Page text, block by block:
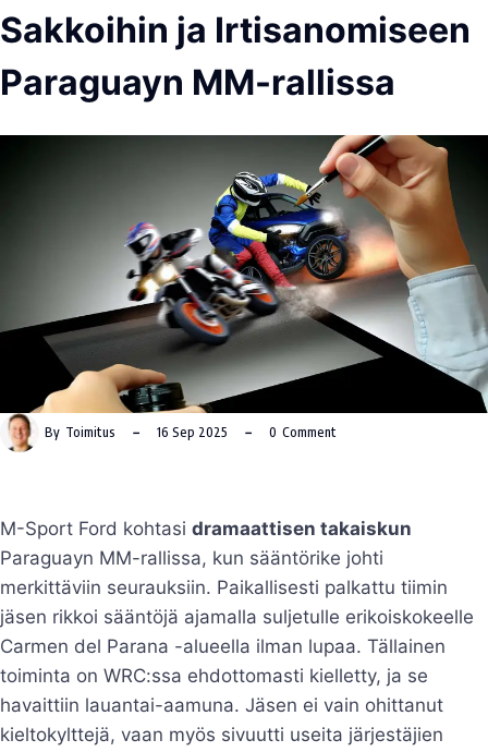
Sakkoihin ja Irtisanomiseen
Paraguayn MM-rallissa
By Toimitus 16 Sep 2025 0 Comment
M-Sport Ford kohtasi dramaattisen takaiskun
Paraguayn MM-rallissa, kun sääntörike johti
merkittäviin seurauksiin. Paikallisesti palkattu tiimin
jäsen rikkoi sääntöjä ajamalla suljetulle erikoiskokeelle
Carmen del Parana -alueella ilman lupaa. Tällainen
toiminta on WRC:ssa ehdottomasti kielletty, ja se
havaittiin lauantai-aamuna. Jäsen ei vain ohittanut
kieltokylttejä, vaan myös sivuutti useita järjestäjien